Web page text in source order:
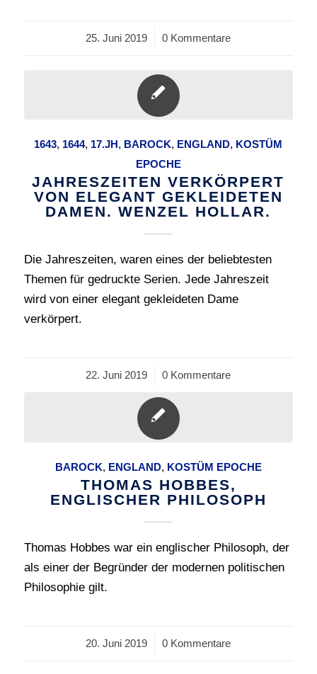
25. Juni 2019
/ 0 Kommentare
1643, 1644, 17.JH, BAROCK, ENGLAND, KOSTÜM
EPOCHE
JAHRESZEITEN VERKÖRPERT
VON ELEGANT GEKLEIDETEN
DAMEN. WENZEL HOLLAR.
Die Jahreszeiten, waren eines der beliebtesten
Themen für gedruckte Serien. Jede Jahreszeit
wird von einer elegant gekleideten Dame
verkörpert.
22. Juni 2019
/ 0 Kommentare
BAROCK, ENGLAND, KOSTÜM EPOCHE
THOMAS HOBBES,
ENGLISCHER PHILOSOPH
Thomas Hobbes war ein englischer Philosoph, der
als einer der Begründer der modernen politischen
Philosophie gilt.
20. Juni 2019
/ 0 Kommentare